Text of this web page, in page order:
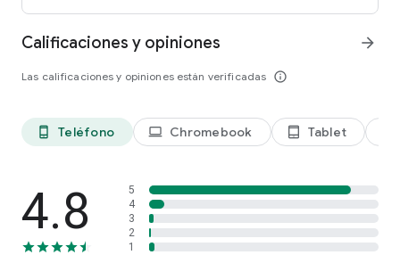
Calificaciones y opiniones
Las calificaciones y opiniones están verificadas info_outline
arrow_forward
phone_android Teléfono laptop Chromebook tablet_android Tablet
4.8
5
4
3
2
1